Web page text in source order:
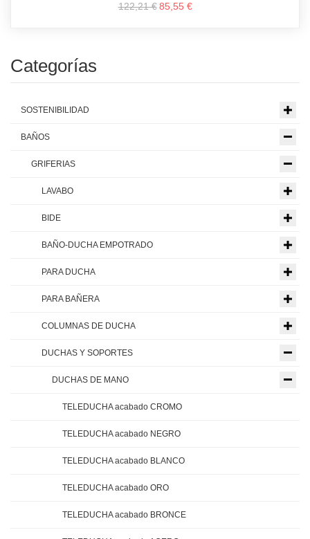
122,21 € 85,55 €
Categorías
SOSTENIBILIDAD
BAÑOS
GRIFERIAS
LAVABO
BIDE
BAÑO-DUCHA EMPOTRADO
PARA DUCHA
PARA BAÑERA
COLUMNAS DE DUCHA
DUCHAS Y SOPORTES
DUCHAS DE MANO
TELEDUCHA acabado CROMO
TELEDUCHA acabado NEGRO
TELEDUCHA acabado BLANCO
TELEDUCHA acabado ORO
TELEDUCHA acabado BRONCE